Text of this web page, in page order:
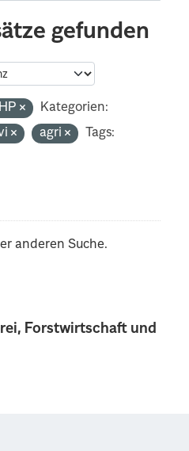
Forstwirtschaft und
gefunden
Kategorien:
agri
Tags:
anderen Suche.